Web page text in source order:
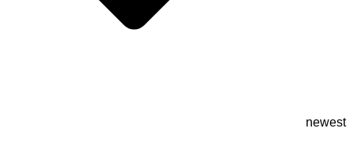
newest